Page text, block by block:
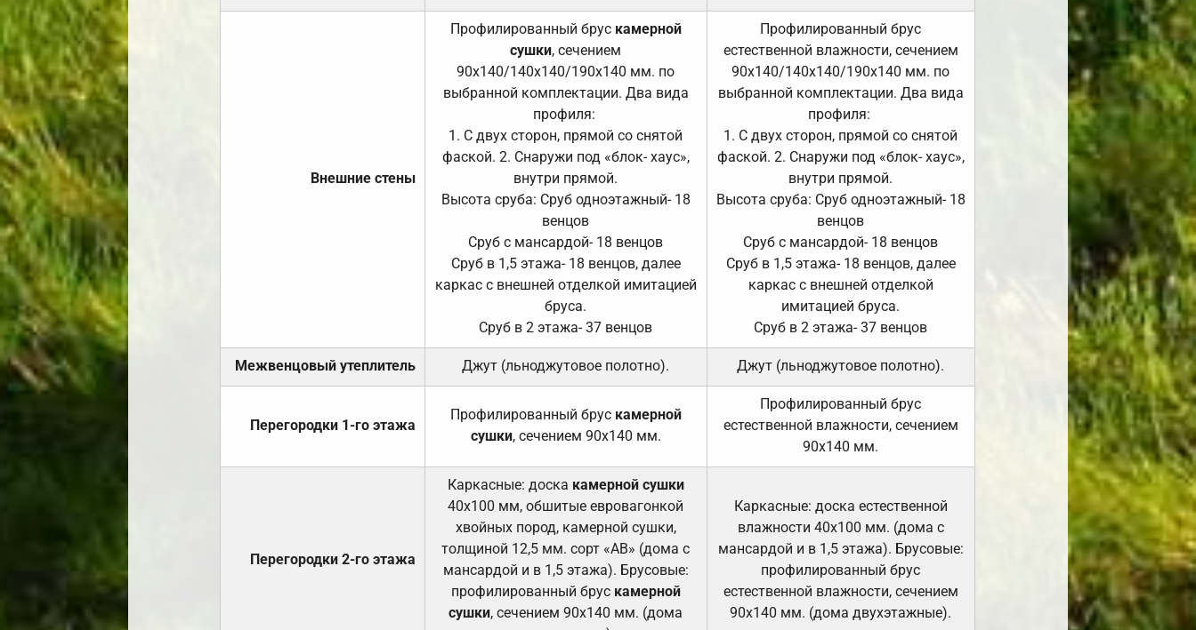
Внешние стены
Профилированный брус камерной
сушки, сечением
90х140/140х140/190х140 мм. по
выбранной комплектации. Два вида
профиля:
1. С двух сторон, прямой со снятой
фаской. 2. Снаружи под «блок- хаус»,
внутри прямой.
Высота сруба: Сруб одноэтажный- 18
венцов
Сруб с мансардой- 18 венцов
Сруб в 1,5 этажа- 18 венцов, далее
каркас с внешней отделкой имитацией
бруса.
Сруб в 2 этажа- 37 венцов
Профилированный брус
естественной влажности, сечением
90х140/140х140/190х140 мм. по
выбранной комплектации. Два вида
профиля:
1. С двух сторон, прямой со снятой
фаской. 2. Снаружи под «блок- хаус»,
внутри прямой.
Высота сруба: Сруб одноэтажный- 18
венцов
Сруб с мансардой- 18 венцов
Сруб в 1,5 этажа- 18 венцов, далее
каркас с внешней отделкой
имитацией бруса.
Сруб в 2 этажа- 37 венцов
Межвенцовый утеплитель Джут (льноджутовое полотно). Джут (льноджутовое полотно).
Перегородки 1-го этажа
Профилированный брус камерной
сушки, сечением 90х140 мм.
Профилированный брус
естественной влажности, сечением
90х140 мм.
Перегородки 2-го этажа
Каркасные: доска камерной сушки
40х100 мм, обшитые евровагонкой
хвойных пород, камерной сушки,
толщиной 12,5 мм. сорт «АВ» (дома с
мансардой и в 1,5 этажа). Брусовые:
профилированный брус камерной
сушки, сечением 90х140 мм. (дома
Каркасные: доска естественной
влажности 40х100 мм. (дома с
мансардой и в 1,5 этажа). Брусовые:
профилированный брус
естественной влажности, сечением
90х140 мм. (дома двухэтажные).